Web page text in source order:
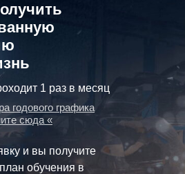
1 раз в месяц
и вы получите
обучения в
годового графика
сюда «